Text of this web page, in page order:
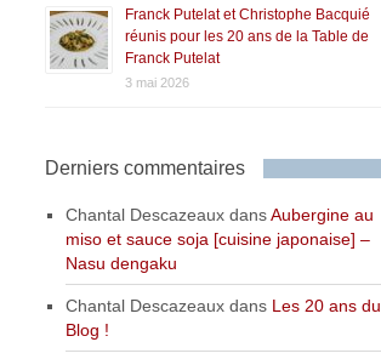
Franck Putelat et Christophe Bacquié
réunis pour les 20 ans de la Table de
Franck Putelat
3 mai 2026
Derniers commentaires
Chantal Descazeaux dansAubergine au
miso et sauce soja [cuisine japonaise] –
Nasu dengaku
Chantal Descazeaux dans Les 20 ans du
Blog !